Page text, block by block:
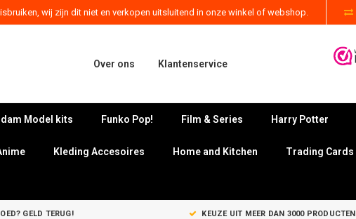
wij zijn dit niet en verkopen uitsluitend in onze winkel of webshop.
Over ons Klantenservice
Model kits Funko Pop! Film & Series Harry Potter
Kleding Accesoires Home and Kitchen Trading Cards
GELD TERUG! KEUZE UIT MEER DAN 3000 PRODUCTEN